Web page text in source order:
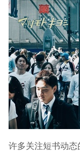
许多关注短书动